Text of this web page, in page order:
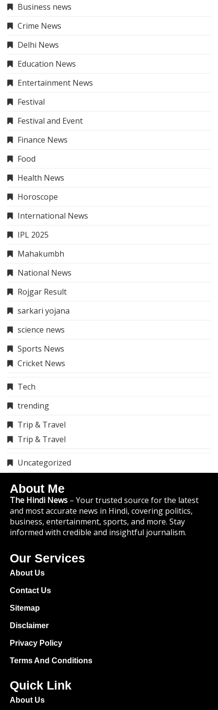
Business news
Crime News
Delhi News
Education News
Entertainment News
Festival
Festival and Event
Finance News
Food
Health News
Horoscope
International News
IPL 2025
Mahakumbh
National News
Rojgar Result
sarkari yojana
science news
Sports News
Cricket News
Tech
trending
Trip & Travel
Trip & Travel
Uncategorized
About Me
The Hindi News – Your trusted source for the latest
and most accurate news in Hindi, covering politics,
business, entertainment, sports, and more. Stay
informed with credible and insightful journalism.
Our Services
About Us
Contact Us
Sitemap
Disclaimer
Privacy Policy
Terms And Conditions
Quick Link
About Us